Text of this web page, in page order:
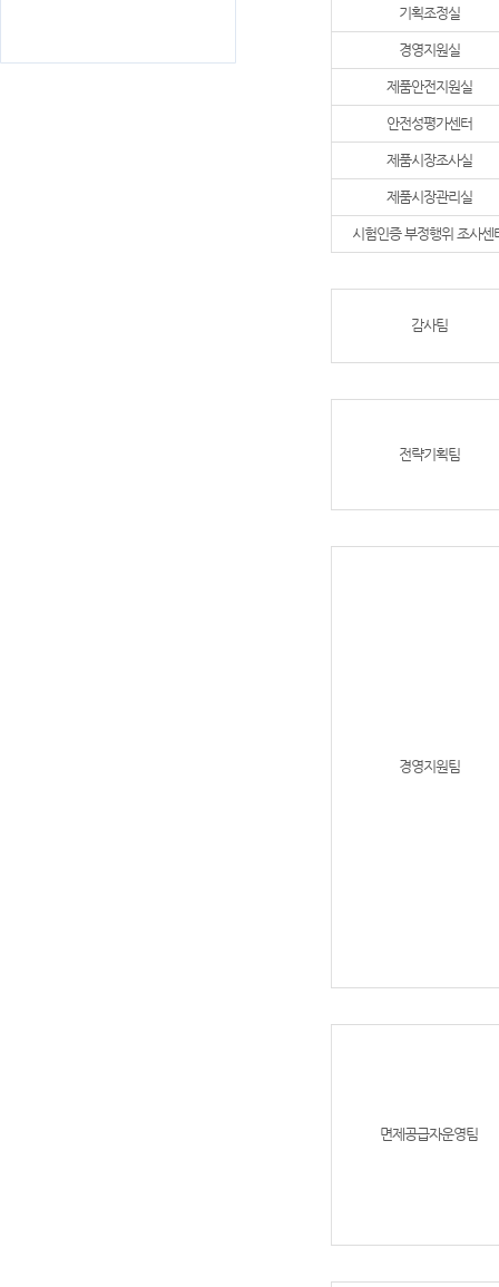
기획조정실
경영지원실
제품안전지원실
안전성평가센터
제품시장조사실
제품시장관리실
시험인증 부정행위 조사센
감사팀
전략기획팀
경영지원팀
면제공급자운영팀